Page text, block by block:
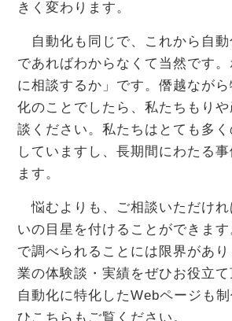
きく変わります。
自動化も同じで、これから自動
であればわからなくて当然です
に相談するか」です。僭越なが
化のことでしたら、私たちもり
談ください。私たちはとても多
していますし、長期間にわたる
ます。
悩むよりも、ご相談いただけれ
いの目星を付けることができま
で調べられることには限界があ
業の体験談・実績をぜひお役立
自動化に特化したWebページも
ひこちらもご覧ください。